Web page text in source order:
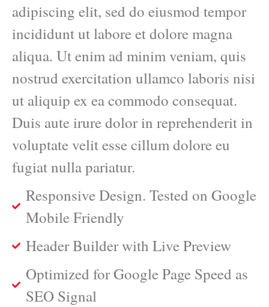
adipiscing elit, sed do eiusmod tempor
incididunt ut labore et dolore magna
aliqua. Ut enim ad minim veniam, quis
nostrud exercitation ullamco laboris nisi
ut aliquip ex ea commodo consequat.
Duis aute irure dolor in reprehenderit in
voluptate velit esse cillum dolore eu
fugiat nulla pariatur.
Responsive Design. Tested on Google
Mobile Friendly
Header Builder with Live Preview
Optimized for Google Page Speed as
SEO Signal